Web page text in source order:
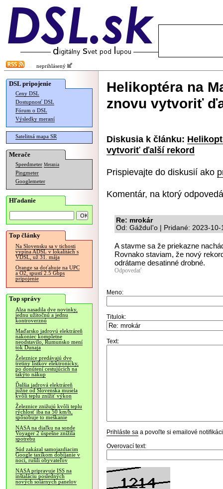
neprihlásený
DSL pripojenie
Ceny DSL
Dostupnosť DSL
Fórum o DSL
Výsledky meraní
Satelitná mapa SR
Merače
Speedmeter Merania
Pingmeter
Googlemeter
Hľadanie
Top články
Na Slovensku sa v tichosti
vypína ADSL v lokalitách s
VDSL, už 31. mája
Orange sa doťahuje na UPC
a O2, spustí 2.5 Gbps
pripojenie
Top správy
Alza nasadila dve novinky,
jednu užitočnú a jednu
kontroverznú
Maďarsko jadrovú elektráreň
nakoniec kompletne
neodstavilo, Rumunsko mení
tok Dunaja
Železnice predávajú dve
tretiny lístkov elektronicky,
po donútení cestujúcich na
takýto nákup
Ďalšia jadrová elektráreň
južne od Slovenska musela
kvôli teplu znížiť výkon
Železnice znižujú kvôli teplu
rýchlosť iba na 50 km/h,
spôsobuje to meškanie
NASA na diaľku na sonde
Voyager 2 úspešne znížila
spotrebu
Súd zakázal samojazdiacim
Google taxíkom dobíjanie v
noci, rušili obyvateľov
NASA pripravuje ISS na
inštaláciu posledných
nových solárnych panelov
Helikoptéra na
znovu vytvoriť
Diskusia k článku:
vytvoriť ďalší rekord
Prispievajte do diskusií ako
Komentár, na ktorý
Re: mrokár
Od: GážduI'o | Pridané: 2023-10-
A stavme sa že priekazne
Rovnako staviam, že nový
odrátame desatinné drobné.
Odpovedať
Meno:
Titulok:
Text:
Prihláste sa a povoľte si emailové
Overovací text: